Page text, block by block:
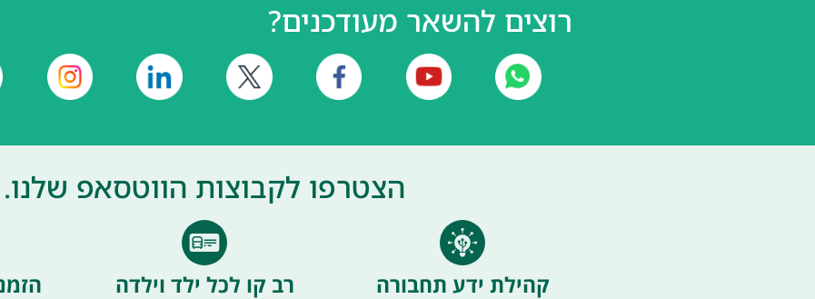
רוצים להשאר מעודכנים?
הצטרפו לקבוצות הווטסאפ שלנו.
קהילת ידע תחבורה
רב קו לכל ילד וילדה